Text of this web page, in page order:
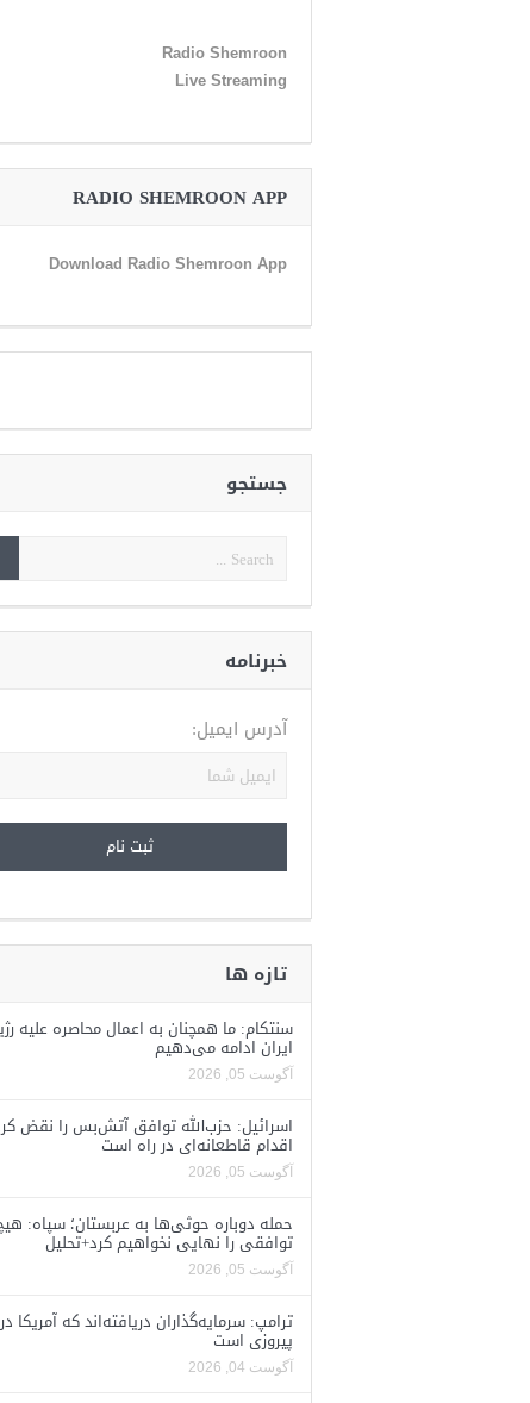
Radio Shemroon
Live Streaming
RADIO SHEMROON APP
Download Radio Shemroon App
جستجو
خبرنامه
آدرس ایمیل:
تازه ها
سنتکام: ما همچنان به اعمال محاصره علیه
ایران ادامه می‌دهیم
آگوست 05, 2026
اسرائیل: حزب‌الله توافق آتش‌بس را نقض
اقدام قاطعانه‌ای در راه است
آگوست 05, 2026
حمله دوباره حوثی‌ها به عربستان؛ سپاه:
توافقی را نهایی نخواهیم کرد+تحلیل
آگوست 05, 2026
ترامپ: سرمایه‌گذاران دریافته‌اند که آمریکا
پیروزی است
آگوست 04, 2026